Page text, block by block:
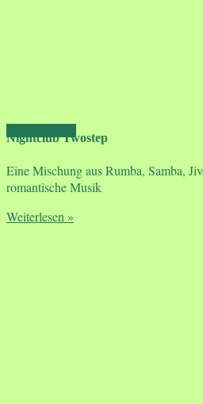
Nightclub Twostep
Eine Mischung aus Rumba, Samba,
romantische Musik
Weiterlesen »